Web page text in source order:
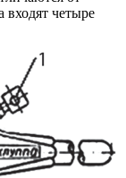
четыре